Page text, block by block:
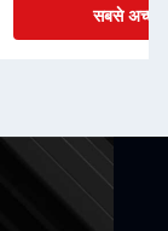
सबसे अच्छी